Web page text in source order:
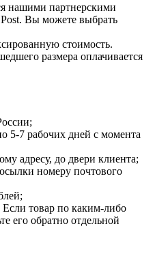
нашими партнерскими
Вы можете выбрать
стоимость.
размера оплачивается
5-7 рабочих дней с момента
адресу, до двери клиента;
номеру почтового
Если товар по каким-либо
его обратно отдельной